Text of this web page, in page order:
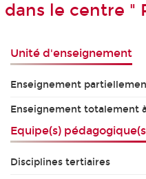
dans le centre "
Unité d'enseignement
Enseignement
Enseignement totalement
Equipe(s)
Disciplines tertiaires